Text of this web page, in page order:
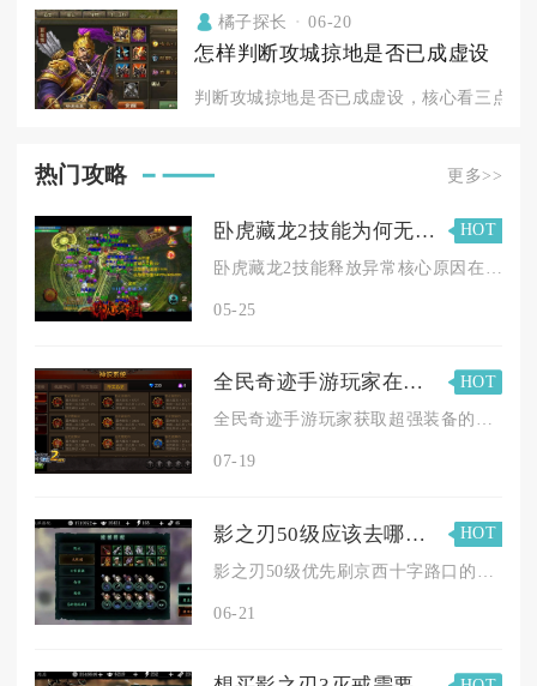
橘子探长 06-20
怎样判断攻城掠地是否已成虚设
判断攻城掠地是否已成虚设，核心看三点：
热门攻略 更多>>
卧虎藏龙2技能为何无法顺利发动
HOT
05-25
全民奇迹手游玩家在哪里能获得超强装备
HOT
全民奇迹手游玩家获取超强装备的核心渠道集中在恶魔广场、全服与...
07-19
影之刃50级应该去哪刷经验
HOT
06-21